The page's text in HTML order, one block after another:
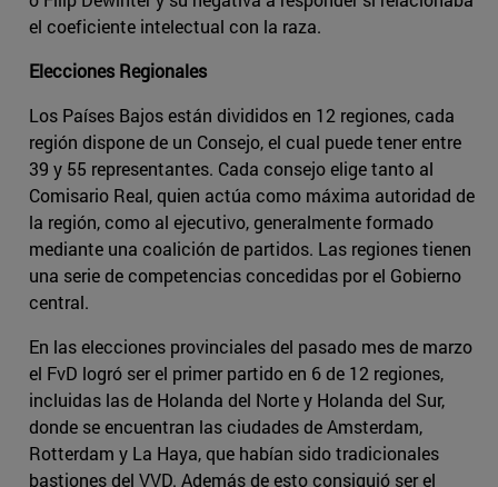
el coeficiente intelectual con la raza.
Elecciones Regionales
Los Países Bajos están divididos en 12 regiones, cada
región dispone de un Consejo, el cual puede tener entre
39 y 55 representantes. Cada consejo elige tanto al
Comisario Real, quien actúa como máxima autoridad de
la región, como al ejecutivo, generalmente formado
mediante una coalición de partidos. Las regiones tienen
una serie de competencias concedidas por el Gobierno
central.
En las elecciones provinciales del pasado mes de marzo
el FvD logró ser el primer partido en 6 de 12 regiones,
incluidas las de Holanda del Norte y Holanda del Sur,
donde se encuentran las ciudades de Amsterdam,
Rotterdam y La Haya, que habían sido tradicionales
bastiones del VVD. Además de esto consiguió ser el